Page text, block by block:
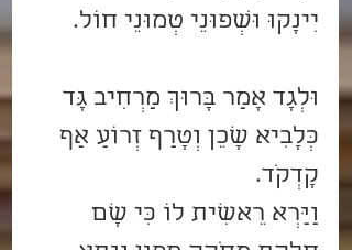
יִינָקוּ וּשְׂפוּנֵי טְמוּנֵי חוֹל.
וּלְגָד אָמַר בָּרוּךְ מַרְחִיב גָּד
כְּלָבִיא שָׁכֵן וְטָרַף זְרוֹעַ אַף
קָדְקֹד.
וַיַּרְא רֵאשִׁית לוֹ כִּי שָׁם